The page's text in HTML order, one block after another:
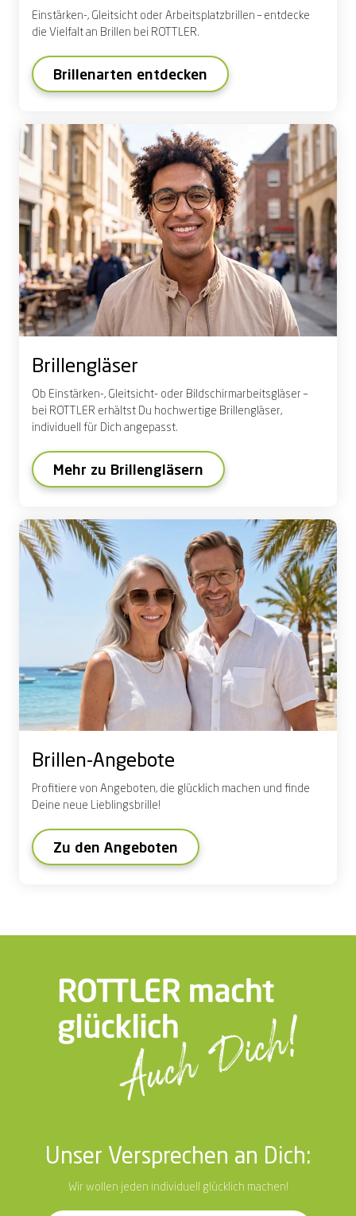
Einstärken-, Gleitsicht oder Arbeitsplatzbrillen – entdecke
die Vielfalt an Brillen bei ROTTLER.
Brillenarten entdecken
Brillengläser
Ob Einstärken-, Gleitsicht- oder Bildschirmarbeitsgläser –
bei ROTTLER erhältst Du hochwertige Brillengläser,
individuell für Dich angepasst.
Mehr zu Brillengläsern
Brillen-Angebote
Profitiere von Angeboten, die glücklich machen und finde
Deine neue Lieblingsbrille!
Zu den Angeboten
Unser Versprechen an Dich:
Wir wollen jeden individuell glücklich machen!